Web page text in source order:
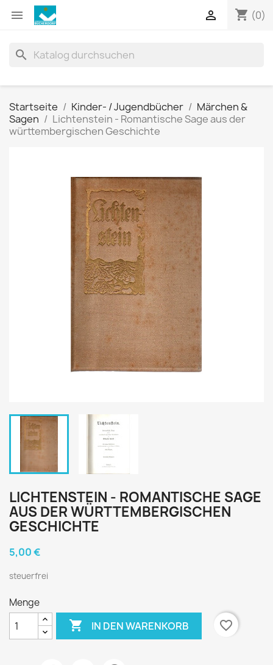
 shopping_cart (0)

search
Startseite Kinder- / Jugendbücher
Märchen &
Sagen
Lichtenstein - Romantische Sage aus der
württembergischen Geschichte
LICHTENSTEIN - ROMANTISCHE SAGE
AUS DER WÜRTTEMBERGISCHEN
GESCHICHTE
5,00 €
steuerfrei
Menge
 IN DEN WARENKORB favorite_border